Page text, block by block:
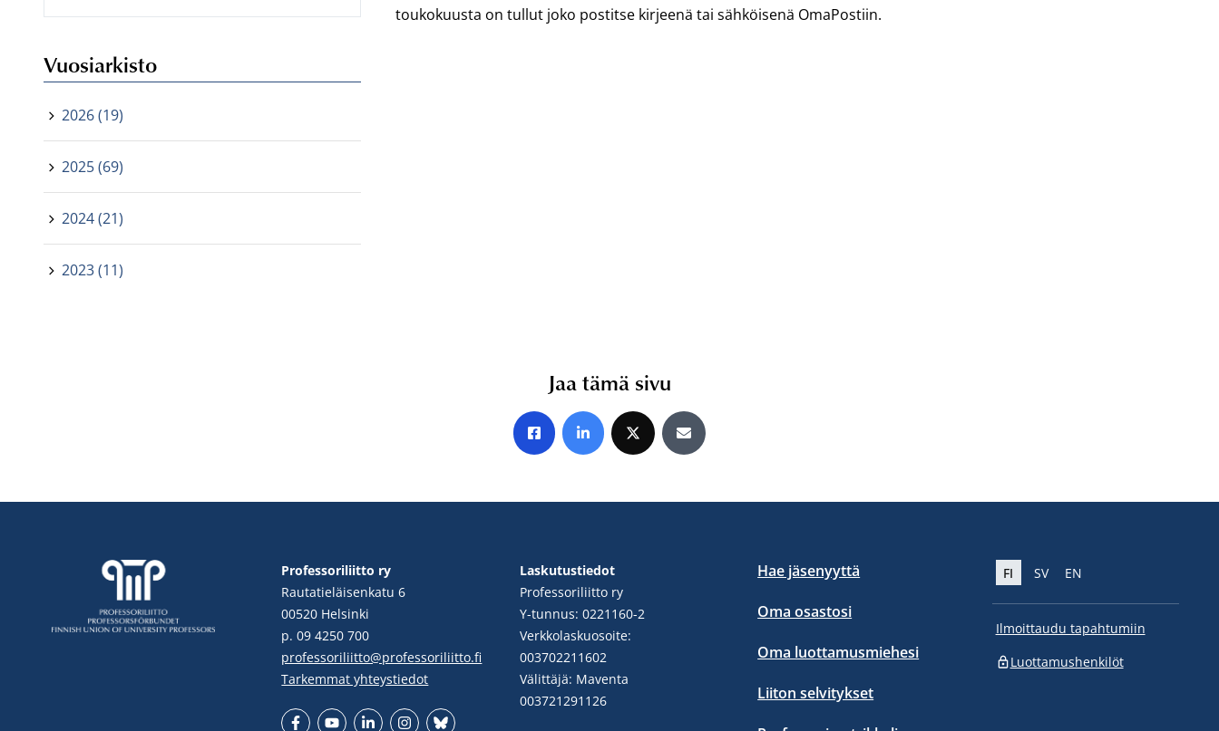
toukokuusta on tullut joko postitse kirjeenä tai sähköisenä OmaPostiin.
Vuosiarkisto
2026 (19)
2025 (69)
2024 (21)
2023 (11)
Jaa tämä sivu
Jaa Facebookissa
Jaa LinkedInissä
Jaa X:ssäJaa sähköpostitse
Professoriliitto ry
Rautatieläisenkatu 6
00520 Helsinki
p. 09 4250 700
professoriliitto@professoriliitto.fi
Tarkemmat yhteystiedot
Laskutustiedot
Professoriliitto ry
Y-tunnus: 0221160-2
Verkkolaskuosoite:
003702211602
Välittäjä: Maventa
003721291126
Hae jäsenyyttä
Oma osastosi
Oma luottamusmiehesi
Liiton selvitykset
FI SV EN
Ilmoittaudu tapahtumiin
Luottamushenkilöt